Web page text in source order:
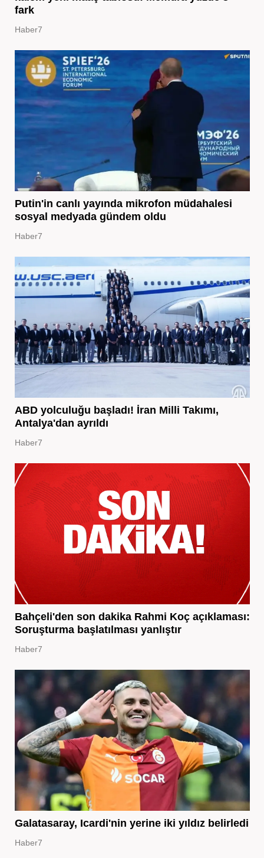
fark
Haber7
Putin'in canlı yayında mikrofon müdahalesi
sosyal medyada gündem oldu
Haber7
ABD yolculuğu başladı! İran Milli Takımı,
Antalya'dan ayrıldı
Haber7
Bahçeli'den son dakika Rahmi Koç açıklaması:
Soruşturma başlatılması yanlıştır
Haber7
Galatasaray, Icardi'nin yerine iki yıldız belirledi
Haber7